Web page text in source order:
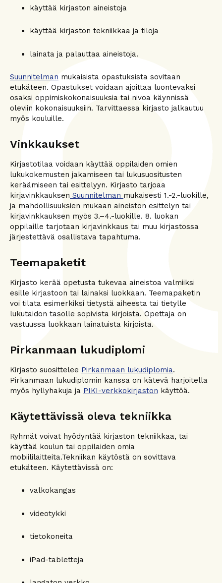
käyttää kirjaston aineistoja
käyttää kirjaston tekniikkaa ja tiloja
lainata ja palauttaa aineistoja.
Suunnitelman mukaisista opastuksista sovitaan
etukäteen. Opastukset voidaan ajoittaa luontevaksi
osaksi oppimiskokonaisuuksia tai nivoa käynnissä
oleviin kokonaisuuksiin. Tarvittaessa kirjasto jalkautuu
myös kouluille.
Vinkkaukset
Kirjastotilaa voidaan käyttää oppilaiden omien
lukukokemusten jakamiseen tai lukusuositusten
keräämiseen tai esittelyyn. Kirjasto tarjoaa
kirjavinkkauksen Suunnitelman mukaisesti 1.-2.-luokille,
ja mahdollisuuksien mukaan aineiston esittelyn tai
kirjavinkkauksen myös 3.–4.-luokille. 8. luokan
oppilaille tarjotaan kirjavinkkaus tai muu kirjastossa
järjestettävä osallistava tapahtuma.
Teemapaketit
Kirjasto kerää opetusta tukevaa aineistoa valmiiksi
esille kirjastoon tai lainaksi luokkaan. Teemapaketin
voi tilata esimerkiksi tietystä aiheesta tai tietylle
lukutaidon tasolle sopivista kirjoista. Opettaja on
vastuussa luokkaan lainatuista kirjoista.
Pirkanmaan lukudiplomi
Kirjasto suosittelee Pirkanmaan lukudiplomia.
Pirkanmaan lukudiplomin kanssa on kätevä harjoitella
myös hyllyhakuja ja PIKI-verkkokirjaston käyttöä.
Käytettävissä oleva tekniikka
Ryhmät voivat hyödyntää kirjaston tekniikkaa, tai
käyttää koulun tai oppilaiden omia
mobiililaitteita.Tekniikan käytöstä on sovittava
etukäteen. Käytettävissä on:
valkokangas
videotykki
tietokoneita
iPad-tabletteja